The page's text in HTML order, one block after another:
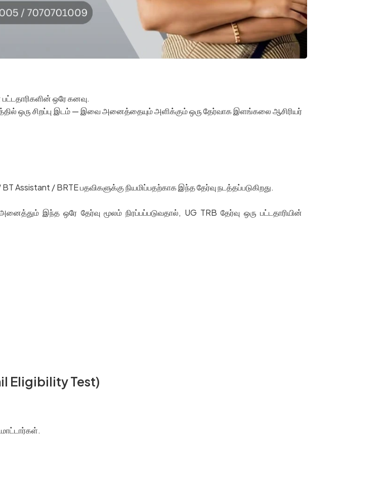
ஒரே கனவு.
ஒரு சிறப்பு இடம் — இவை அனைத்தையும் அளிக்கும் ஒரு தேர்வாக இளங்கலை ஆசிரியர்
Assistant / BRTE பதவிகளுக்கு நியமிப்பதற்காக இந்த தேர்வு நடத்தப்படுகிறது.
இந்த ஒரே தேர்வு மூலம் நிரப்பப்படுவதால், UG TRB தேர்வு ஒரு பட்டதாரியின்
Eligibility Test)